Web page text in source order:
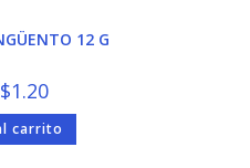
12 G
El
precio
original
era:
$1.30.
$1.20El
precio
actual
es:
$1.20.
carrito